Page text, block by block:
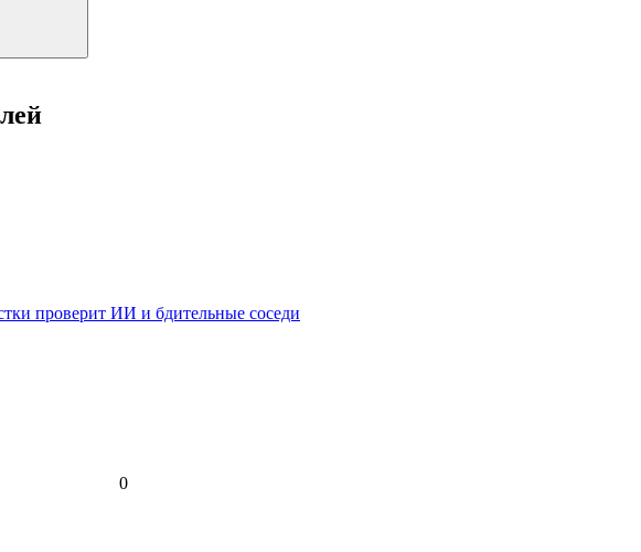
проверит ИИ и бдительные соседи
0